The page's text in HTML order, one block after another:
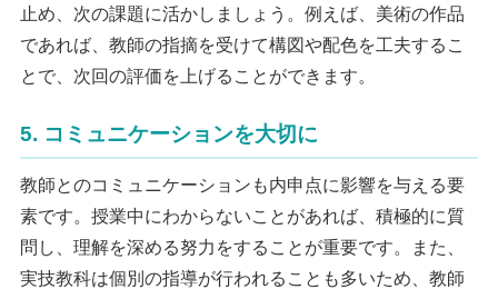
止め、次の課題に活かしましょう。例えば、美術の作品
であれば、教師の指摘を受けて構図や配色を工夫するこ
とで、次回の評価を上げることができます。
5. コミュニケーションを大切に
教師とのコミュニケーションも内申点に影響を与える要
素です。授業中にわからないことがあれば、積極的に質
問し、理解を深める努力をすることが重要です。また、
実技教科は個別の指導が行われることも多いため、教師